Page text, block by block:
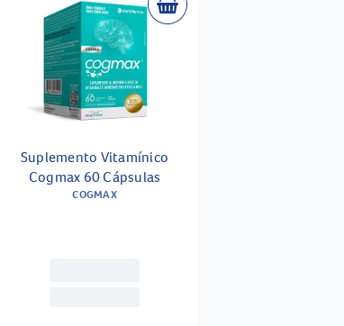
Suplemento Vitamínico
Cogmax 60 Cápsulas
COGMAX